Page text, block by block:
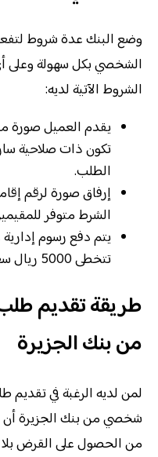
وضع البنك عدة شروط
الشخصي بكل سهولة وعلى
الشروط الآتية لديه:
يقدم العميل صورة
تكون ذات صلاحية
الطلب.
إرفاق صورة لرقم
الشرط متوفر
يتم دفع رسوم
تتخطى 5000 ريال سعودي.
طريقة تقديم
من بنك الجزيرة
لمن لديه الرغبة في
شخصي من بنك الجزيرة أن
من الحصول على القرض